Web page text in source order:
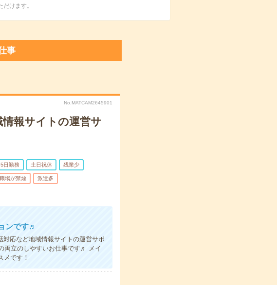
けます。
事
No.MATCAM2645901
報サイトの運営サ
日勤務 土日祝休 残業少
職場が禁煙 派遣多
ンです♬
応など地域情報サイトの運営サポ
両立のしやすいお仕事です♬ メイ
メです！